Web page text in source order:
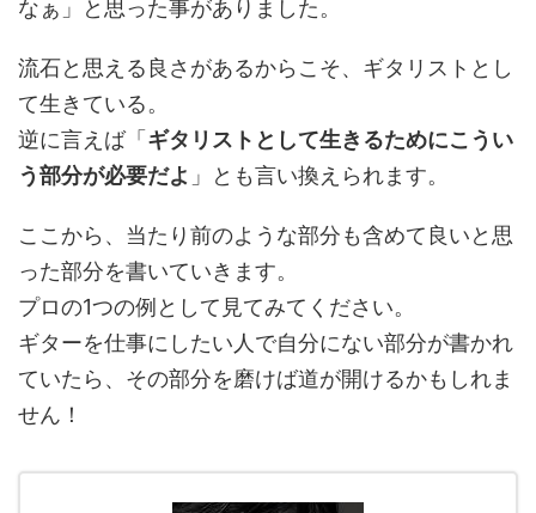
なぁ」と思った事がありました。
流石と思える良さがあるからこそ、ギタリストとし
て生きている。
逆に言えば「 ギタリストとして生きるためにこうい
う部分が必要だよ 」とも言い換えられます。
ここから、当たり前のような部分も含めて良いと思
った部分を書いていきます。
プロの1つの例として見てみてください。
ギターを仕事にしたい人で自分にない部分が書かれ
ていたら、その部分を磨けば道が開けるかもしれま
せん！